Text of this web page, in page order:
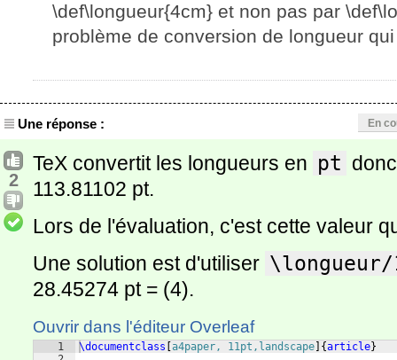
\def\longueur{4cm} et non pas par
problème de conversion de longueur
Une réponse : En
2
TeX convertit les longueurs en pt
113.81102 pt.
Lors de l'évaluation, c'est cette valeur
Une solution est d'utiliser \longueur/
28.45274 pt = (4).
Ouvrir dans l'éditeur Overleaf
1
\documentclass a4paper, 11pt,landscape {article}